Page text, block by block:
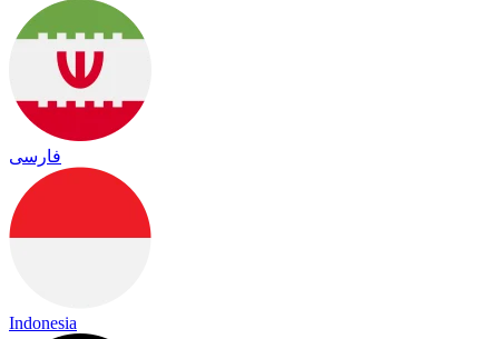
فارسی
Indonesia